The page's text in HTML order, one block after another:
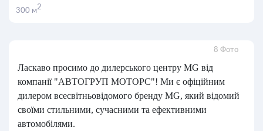
300 м2
8 Фото
Ласкаво просимо до дилерського центру MG від
компанії "АВТОГРУП МОТОРС"! Ми є офіційним
дилером всесвітньовідомого бренду MG, який відомий
своїми стильними, сучасними та ефективними
автомобілями.